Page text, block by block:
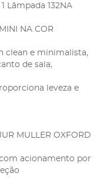
Lâmpada 132NA
NA COR
clean e minimalista,
de sala,
leveza e
MULLER OXFORD
acionamento por